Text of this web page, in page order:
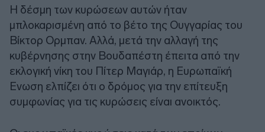
Η δέσμη των κυρώσεων αυτών ήταν
μπλοκαρισμένη από το βέτο της Ουγγαρίας του
Βίκτορ Ορμπαν. Αλλά, μετά την αλλαγή της
κυβέρνησης στην Βουδαπέστη έπειτα από την
εκλογική νίκη του Πίτερ Μαγιάρ, η Ευρωπαϊκή
Ενωση ελπίζει ότι ο δρόμος για την επίτευξη
συμφωνίας για τις κυρώσεις είναι ανοικτός.